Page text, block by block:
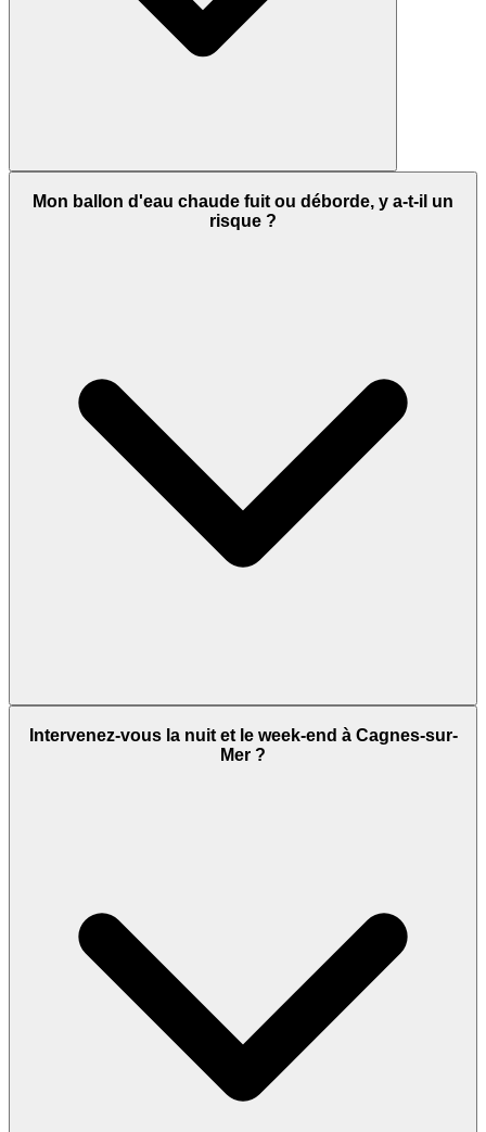
Mon ballon d'eau chaude fuit ou déborde, y a-t-il un
risque ?
Intervenez-vous la nuit et le week-end à Cagnes-sur-
Mer ?